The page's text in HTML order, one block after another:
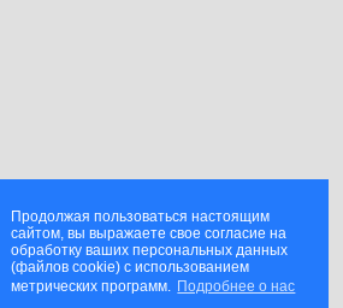
Продолжая пользоваться настоящим
сайтом, вы выражаете свое согласие на
обработку ваших персональных данных
(файлов cookie) с использованием
метрических программ. Подробнее о нас